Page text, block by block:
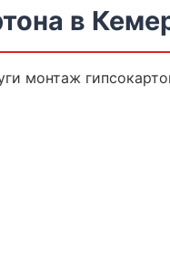
в
монтаж